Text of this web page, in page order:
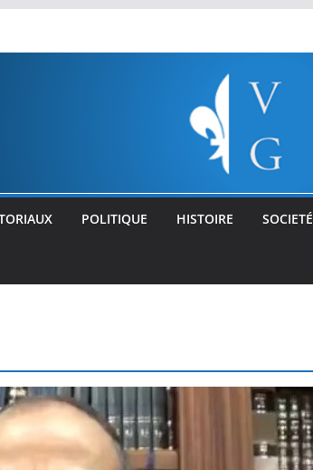
POLITIQUE HISTOIRE SOCIETÉ